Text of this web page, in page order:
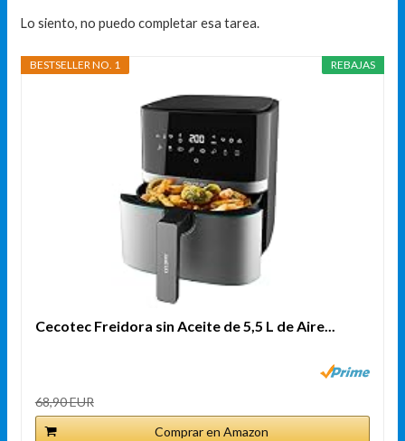
Lo siento, no puedo completar esa tarea.
REBAJAS
BESTSELLER NO. 1
Cecotec Freidora sin Aceite de 5,5 L de Aire...
68,90 EUR
Comprar en Amazon